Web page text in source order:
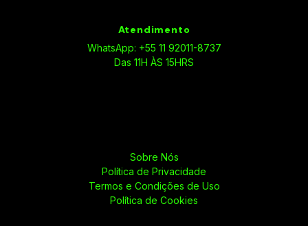
Atendimento
WhatsApp: +55 11 92011-8737
Das 11H ÀS 15HRS
Sobre Nós
Política de Privacidade
Termos e Condições de Uso
Política de Cookies